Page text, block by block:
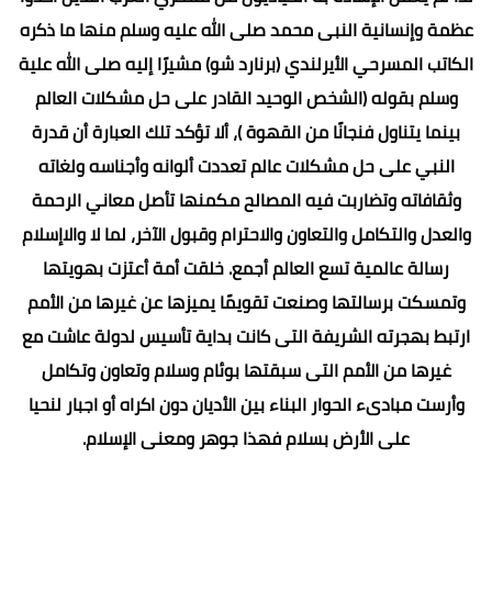
عظمة وإنسانية النبى محمد صلى الله عليه وسلم منها ما ذكره
الكاتب المسرحي الأيرلندي (برنارد شو) مشيرًا إليه صلى الله علية
وسلم بقوله (الشخص الوحيد القادر على حل مشكلات العالم
بينما يتناول فنجانًا من القهوة )، ألا تؤكد تلك العبارة أن قدرة
النبي على حل مشكلات عالم تعددت ألوانه وأجناسه ولغاته
وثقافاته وتضاربت فيه المصالح مكمنها تأصل معاني الرحمة
والعدل والتكامل والتعاون والاحترام وقبول الآخر، لما لا والاإسلام
رسالة عالمية تسع العالم أجمع. خلقت أمة أعتزت بهويتها
وتمسكت برسالتها وصنعت تقويمًا يميزها عن غيرها من الأمم
ارتبط بهجرته الشريفة التى كانت بداية تأسيس لدولة عاشت مع
غيرها من الأمم التى سبقتها بوئام وسلام وتعاون وتكامل
وأرست مبادىء الحوار البناء بين الأديان دون اكراه أو اجبار لنحيا
على الأرض بسلام فهذا جوهر ومعنى الإسلام.